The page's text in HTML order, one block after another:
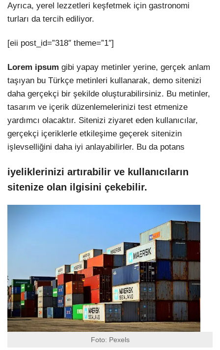
Ayrıca, yerel lezzetleri keşfetmek için gastronomi
turları da tercih ediliyor.
[eii post_id=”318″ theme=”1″]
Lorem ipsum gibi yapay metinler yerine, gerçek anlam
taşıyan bu Türkçe metinleri kullanarak, demo sitenizi
daha gerçekçi bir şekilde oluşturabilirsiniz. Bu metinler,
tasarım ve içerik düzenlemelerinizi test etmenize
yardımcı olacaktır. Sitenizi ziyaret eden kullanıcılar,
gerçekçi içeriklerle etkileşime geçerek sitenizin
işlevselliğini daha iyi anlayabilirler. Bu da potans
iyeliklerinizi artırabilir ve kullanıcıların
sitenize olan ilgisini çekebilir.
Foto: Pexels